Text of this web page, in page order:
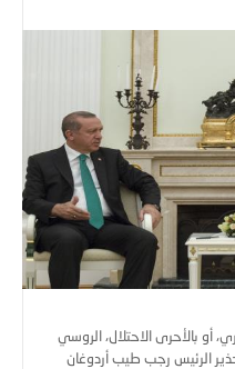
أو بالأحرى الاحتلال، الروسي
الرئيس رجب طيب أردوغان